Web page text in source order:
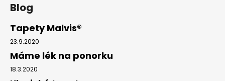
Blog
Tapety Malvis®
23.9.2020
Máme lék na ponorku
18.3.2020